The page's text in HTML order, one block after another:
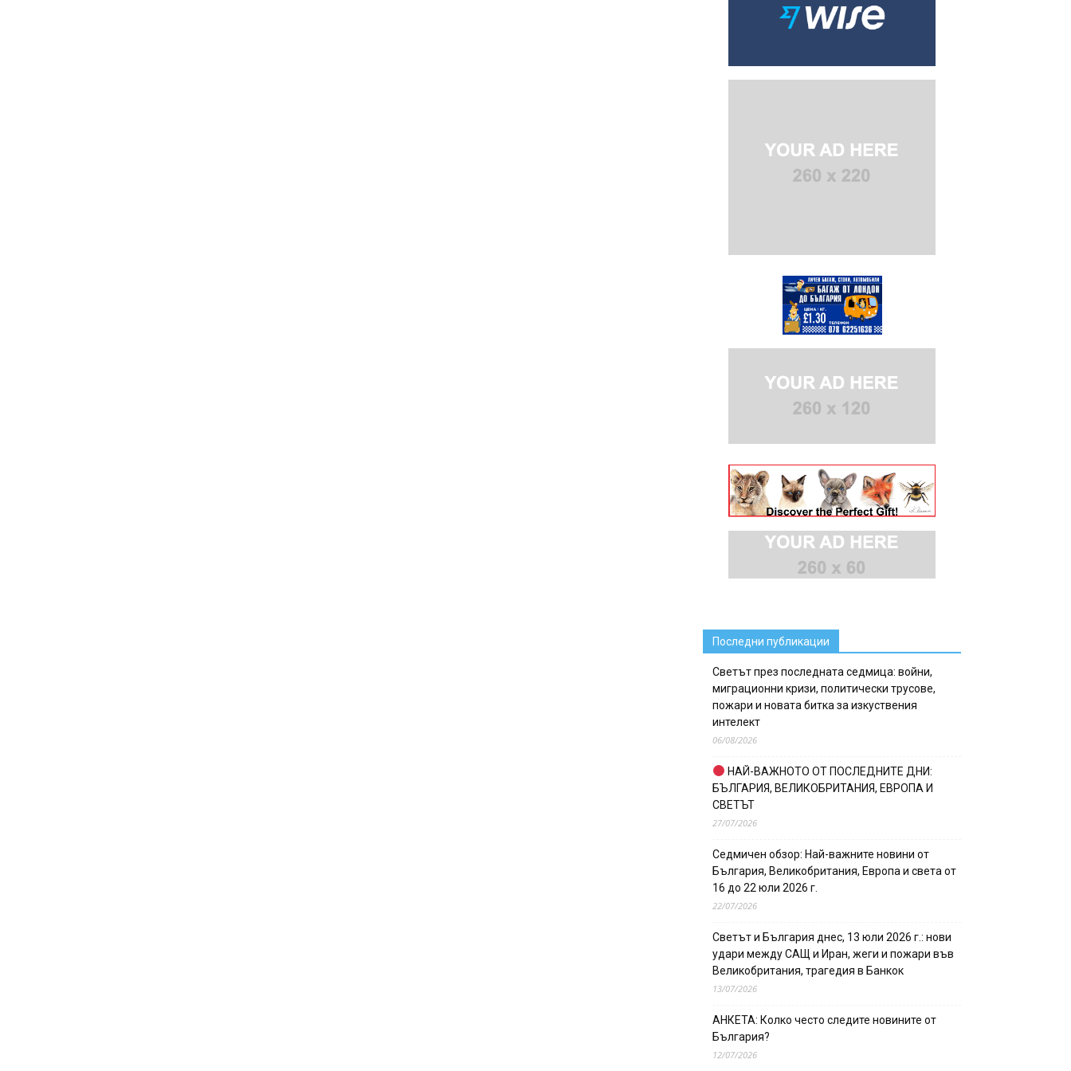
Последни публикации
Светът през последната седмица: войни,
миграционни кризи, политически трусове,
пожари и новата битка за изкуствения
интелект
06/08/2026
НАЙ-ВАЖНОТО ОТ ПОСЛЕДНИТЕ ДНИ:
БЪЛГАРИЯ, ВЕЛИКОБРИТАНИЯ, ЕВРОПА И
СВЕТЪТ
27/07/2026
Седмичен обзор: Най-важните новини от
България, Великобритания, Европа и света от
16 до 22 юли 2026 г.
22/07/2026
Светът и България днес, 13 юли 2026 г.: нови
удари между САЩ и Иран, жеги и пожари във
Великобритания, трагедия в Банкок
13/07/2026
АНКЕТА: Колко често следите новините от
България?
12/07/2026